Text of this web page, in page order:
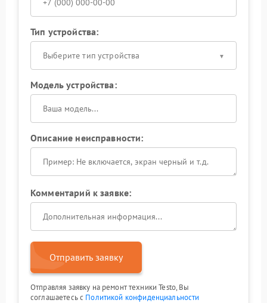
Тип устройства:
Выберите тип устройства
Модель устройства:
Описание неисправности:
Комментарий к заявке:
Отправить заявку
Отправляя заявку на ремонт техники Testo, Вы
соглашаетесь с Политикой конфиденциальности